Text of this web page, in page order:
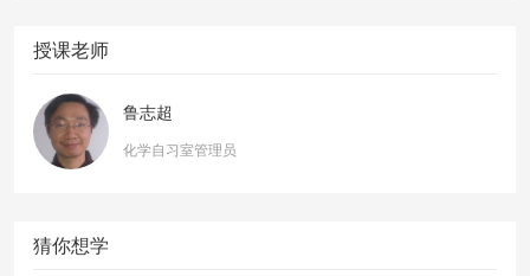
授课老师
鲁志超
化学自习室管理员
猜你想学